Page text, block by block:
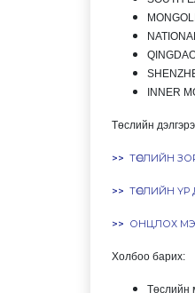
INNER
Төслийн
>> ТӨСЛИЙН
>> ТӨСЛИЙН ҮР
>> ОНЦЛОХ
Холбоо барих:
Төслийн